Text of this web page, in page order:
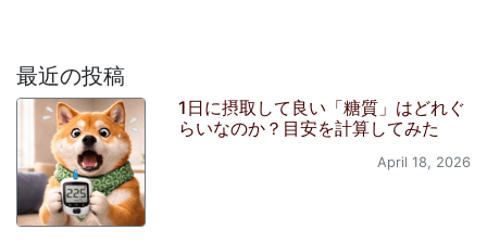
最近の投稿
1日に摂取して良い「糖質」はどれぐ
らいなのか？目安を計算してみた
April 18, 2026